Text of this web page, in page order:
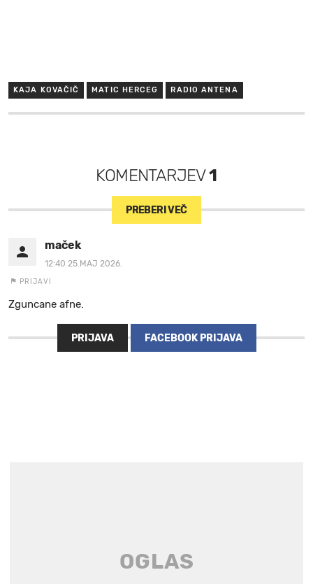
KAJA KOVAČIČ MATIC HERCEG RADIO ANTENA
KOMENTARJEV1
PREBERI VEČ
maček
12:40 25.MAJ 2026.
PRIJAVI
Zguncane afne.
PRIJAVA FACEBOOK PRIJAVA